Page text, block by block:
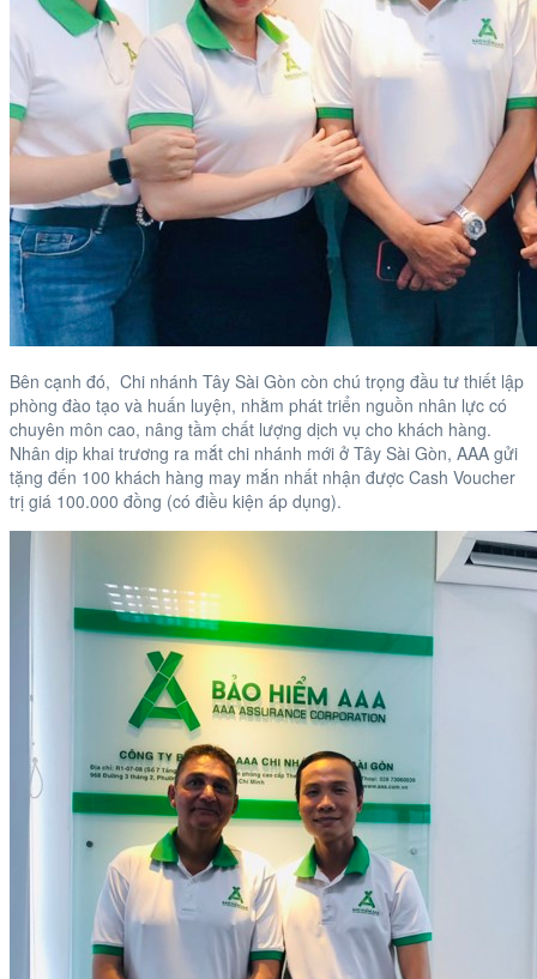
Bên cạnh đó, Chi nhánh Tây Sài Gòn còn chú trọng đầu tư thiết lập
phòng đào tạo và huấn luyện, nhằm phát triển nguồn nhân lực có
chuyên môn cao, nâng tầm chất lượng dịch vụ cho khách hàng.
Nhân dịp khai trương ra mắt chi nhánh mới ở Tây Sài Gòn, AAA gửi
tặng đến 100 khách hàng may mắn nhất nhận được Cash Voucher
trị giá 100.000 đồng (có điều kiện áp dụng).